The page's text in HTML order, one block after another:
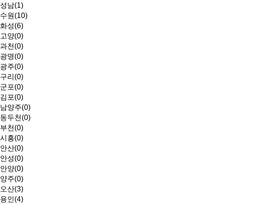
성남(1)
수원(10)
화성(6)
고양(0)
과천(0)
광명(0)
광주(0)
구리(0)
군포(0)
김포(0)
남양주(0)
동두천(0)
부천(0)
시흥(0)
안산(0)
안성(0)
안양(0)
양주(0)
오산(3)
용인(4)